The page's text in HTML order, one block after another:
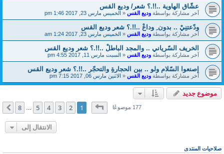
عشّاق الهاوية ..!!.؟ شعر/ وديع القس
آخر مشاركة بواسطةوديع القس«الخميس مارس 23, 2017 1:46 pm
ودّعتنِيْ .. بدون ِ وداعْ ..!!.؟ شعر وديع القس
آخر مشاركة بواسطةوديع القس«الخميس مارس 23, 2017 1:24 am
الخريف السّرياني .. والمجد الباطلْ ..!!.؟ شعر وديع القس
آخر مشاركة بواسطةوديع القس«السبت مارس 11, 2017 4:55 pm
إصنعوا السّلام ولو .. بين الحجارةِ والتحجّر ..!!.؟ شعر وديع القس
آخر مشاركة بواسطةوديع القس«الاثنين مارس 06, 2017 7:15 pm
موضوع جديد
177 موضوعًا صفحة1 من8
1
2
3
4
5
8 التالي
الانتقال إلى
صلاحيات المنتدى